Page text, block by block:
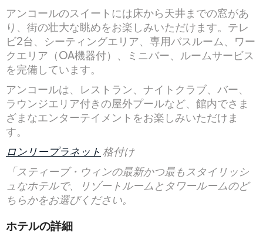
アンコールのスイートには床から天井までの窓があ
り、街の壮大な眺めをお楽しみいただけます。テレ
ビ2台、シーティングエリア、専用バスルーム、ワー
クエリア（OA機器付）、ミニバー、ルームサービス
を完備しています。
アンコールは、レストラン、ナイトクラブ、バー、
ラウンジエリア付きの屋外プールなど、館内でさま
ざまなエンターテイメントをお楽しみいただけま
す。
ロンリープラネット 格付け
「スティーブ・ウィンの最新かつ最もスタイリッシ
ュなホテルで、リゾートルームとタワールームのど
ちらかをお選びください。
ホテルの詳細